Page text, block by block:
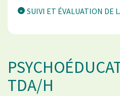
SUIVI ET ÉVALUATION DE
TDA/H